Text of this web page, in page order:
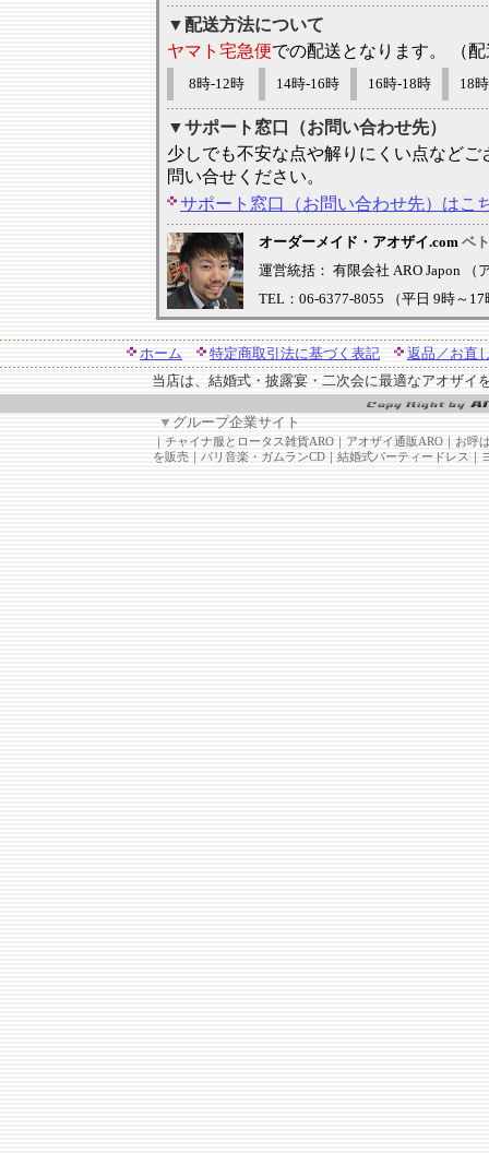
▼配送方法について
ヤマト宅急便での配送となります。 （
8時-12時 14時-16時 16時-18時 18
▼サポート窓口（お問い合わせ先）
少しでも不安な点や解りにくい点など
問い合せください。
サポート窓口（お問い合わせ先）はこ
オーダーメイド・アオザイ.com ベ
運営統括： 有限会社 ARO Japon （
TEL：06-6377-8055 （平日 9時～17
ホーム 特定商取引法に基づく表記
返品／お直
当店は、結婚式・披露宴・二次会に最適なアオザ
▼ グループ企業サイト
チャイナ服とロータス雑貨ARO アオザイ通販ARO
お呼
を販売
バリ音楽・ガムランCD 結婚式パーティードレス